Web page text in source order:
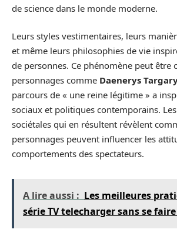
de science dans le monde moderne.
Leurs styles vestimentaires, leurs
et même leurs philosophies de vie
de personnes. Ce phénomène peut être
personnages comme Daenerys
parcours de « une reine légitime » a
sociaux et politiques contemporains.
sociétales qui en résultent révèlent
personnages peuvent influencer les
comportements des spectateurs.
A lire aussi : Les meilleures
série TV telecharger sans se